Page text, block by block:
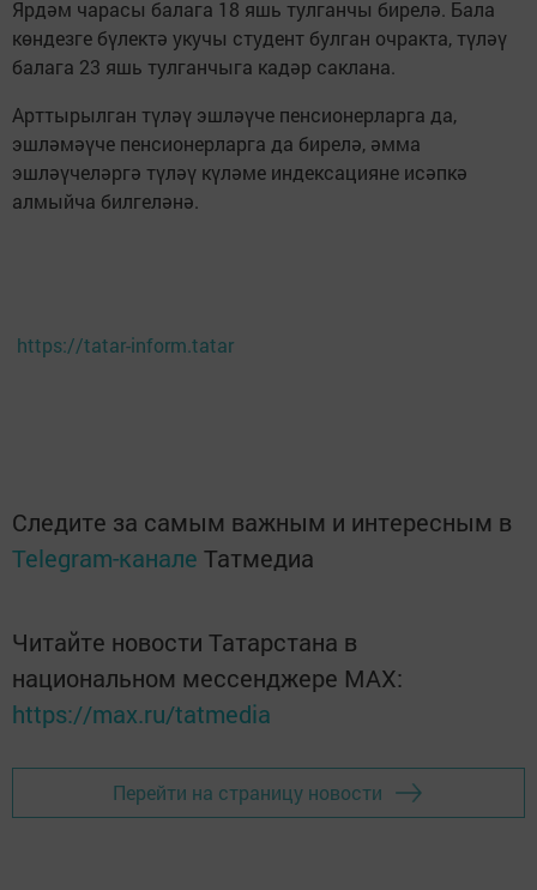
Ярдәм чарасы балага 18 яшь тулганчы бирелә. Бала
көндезге бүлектә укучы студент булган очракта, түләү
балага 23 яшь тулганчыга кадәр саклана.
Арттырылган түләү эшләүче пенсионерларга да,
эшләмәүче пенсионерларга да бирелә, әмма
эшләүчеләргә түләү күләме индексацияне исәпкә
алмыйча билгеләнә.
https://tatar-inform.tatar
Следите за самым важным и интересным в
Telegram-канале Татмедиа
Читайте новости Татарстана в
национальном мессенджере MАХ:
https://max.ru/tatmedia
Перейти на страницу новости